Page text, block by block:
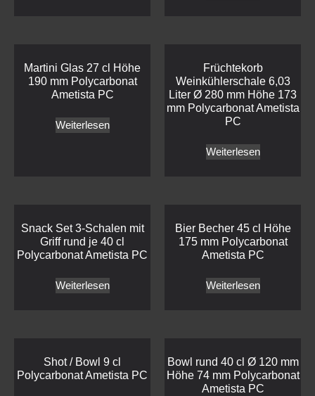
Martini Glas 27 cl Höhe
190 mm Polycarbonat
Ametista PC
Weiterlesen
Früchtekorb
Weinkühlerschale 6,03
Liter Ø 280 mm Höhe 173
mm Polycarbonat Ametista
PC
Weiterlesen
Snack Set 3-Schalen mit
Griff rund je 40 cl
Polycarbonat Ametista PC
Weiterlesen
Bier Becher 45 cl Höhe
175 mm Polycarbonat
Ametista PC
Weiterlesen
Shot / Bowl 9 cl
Polycarbonat Ametista PC
Bowl rund 40 cl Ø 120 mm
Höhe 74 mm Polycarbonat
Ametista PC